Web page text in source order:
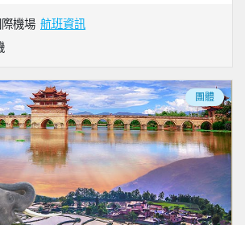
機場 航班資訊
團體